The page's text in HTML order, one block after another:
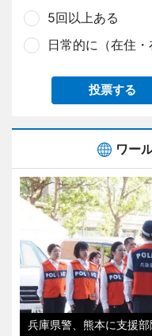
5回以上ある
日常的に（在住・
投票する
ワー
兵庫県警、熊本に支援